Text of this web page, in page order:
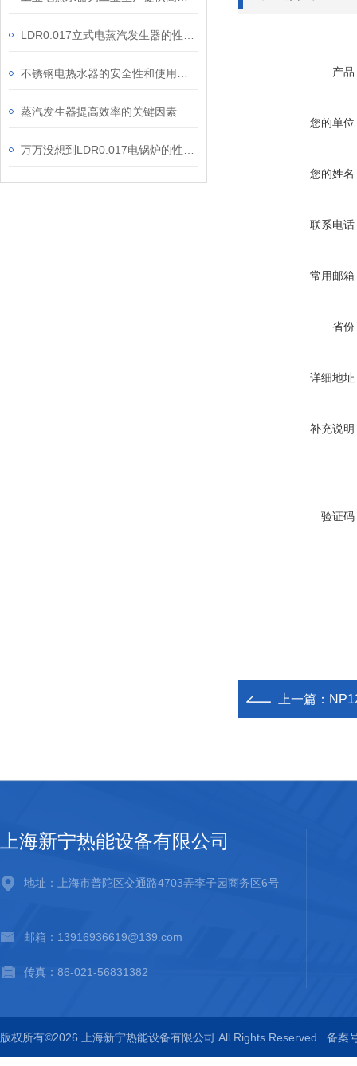
蒸汽发生器提高效率的关键因素
产品
您的单位
您的姓名
联系电话
常用邮箱
省份
详细地址
补充说明
验证码
上一篇：
上海新宁热能设备有限公司
地址：上海市普陀区交通路4703弄李子园商务区6号
邮箱：13916936619@139.com
传真：86-021-56831382
版权所有©2026 上海新宁热能设备有限公司 All Rights Reserved 备案